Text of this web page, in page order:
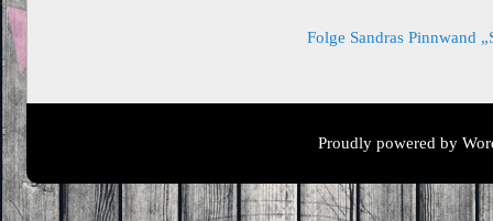
Folge Sandras Pinnwand
Proudly powered by